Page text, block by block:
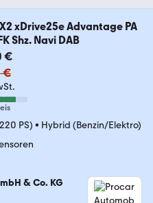
xDrive25e Advantage PA
Shz. Navi DAB
€
€
PS) • Hybrid (Benzin/Elektro)
& Co. KG